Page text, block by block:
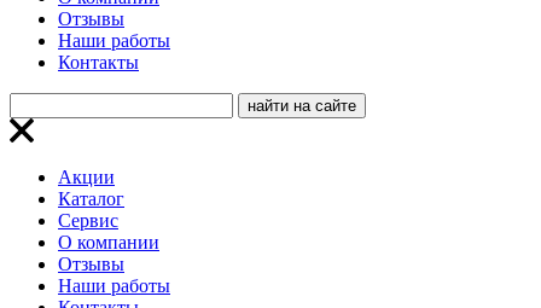
Отзывы
Наши работы
Контакты
Акции
Каталог
Сервис
О компании
Отзывы
Наши работы